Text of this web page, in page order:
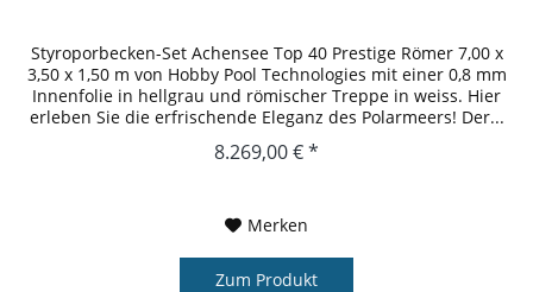
Styroporbecken-Set Achensee Top 40 Prestige Römer 7,00 x
3,50 x 1,50 m von Hobby Pool Technologies mit einer 0,8 mm
Innenfolie in hellgrau und römischer Treppe in weiss. Hier
erleben Sie die erfrischende Eleganz des Polarmeers! Der...
8.269,00 € *
Merken
Zum Produkt